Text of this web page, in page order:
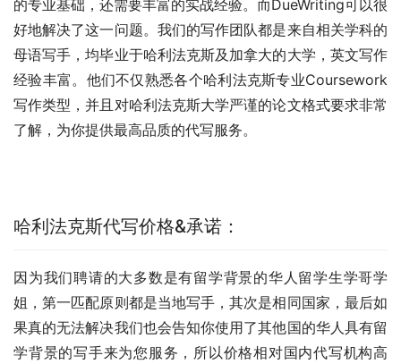
的专业基础，还需要丰富的实战经验。而DueWriting可以很
好地解决了这一问题。我们的写作团队都是来自相关学科的
母语写手，均毕业于哈利法克斯及加拿大的大学，英文写作
经验丰富。他们不仅熟悉各个哈利法克斯专业Coursework
写作类型，并且对哈利法克斯大学严谨的论文格式要求非常
了解，为你提供最高品质的代写服务。
哈利法克斯代写价格&承诺：
因为我们聘请的大多数是有留学背景的华人留学生学哥学
姐，第一匹配原则都是当地写手，其次是相同国家，最后如
果真的无法解决我们也会告知你使用了其他国的华人具有留
学背景的写手来为您服务，所以价格相对国内代写机构高